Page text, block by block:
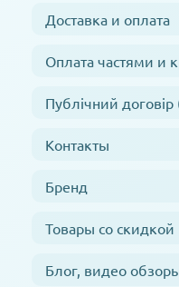
Доставка и оплата
Оплата частями и
Публічний договір
Контакты
Бренд
Товары со скидкой
Блог, видео